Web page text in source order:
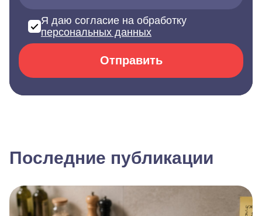
Я даю согласие на обработку
персональных данных
Отправить
Последние публикации